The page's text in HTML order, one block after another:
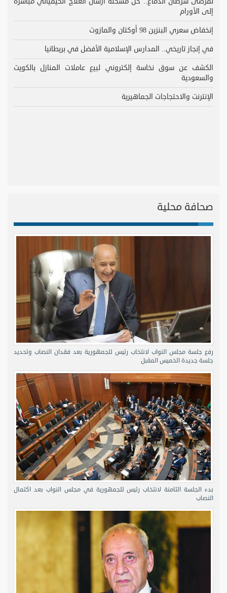
إلى الأورام
إنخفاض سعري البنزين 98 أوكتان والمازوت
في إنجاز تاريخي.. المدارس الإسلامية الأفضل في بريطانيا
الكشف عن سوق نخاسة إلكتروني لبيع عاملات المنازل بالكويت
والسعودية
الإنترنت والاحتجاجات الجماهيرية
صحافة محلية
رفع جلسة مجلس النواب لانتخاب رئيس للجمهورية بعد فقدان النصاب وتحديد
جلسة جديدة الخميس المقبل
بدء الجلسة الثامنة لانتخاب رئيس للجمهورية في مجلس النواب بعد اكتمال
النصاب